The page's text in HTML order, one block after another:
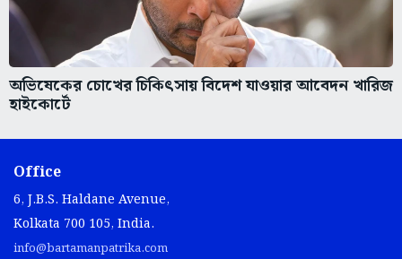
অভিষেকের চোখের চিকিৎসায় বিদেশ যাওয়ার আবেদন খারিজ
হাইকোর্টে
Office
6, J.B.S. Haldane Avenue,
Kolkata 700 105, India.
info@bartamanpatrika.com